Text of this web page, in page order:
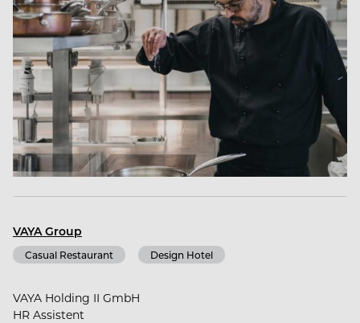
noch nichts wusstest.
Du arbeitest bei uns nicht nur mit, sondern bringst
dich aktiv ein, entwickelst dich weiter, wächst mit
uns und wirst Teil des VAYA-Teams.
Ob an einem unserer Hotelstandorte oder als
Mitarbeiter*in in unserem Headoffice: die
Karrieremöglichkeiten bei VAYA sind vielfältig.
Gemeinsam gestalten wir besondere Momente -
VAYA Group
Casual Restaurant Design Hotel
VAYA Holding II GmbH
HR Assistent